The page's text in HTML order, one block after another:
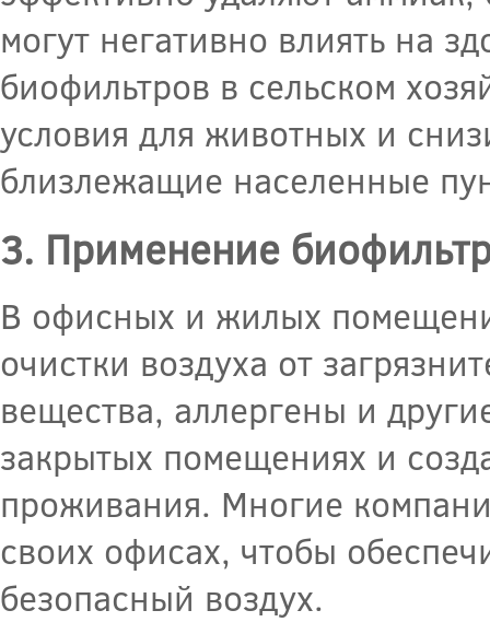
могут негативно влиять на
биофильтров в сельском
условия для животных и
близлежащие населенные
3. Применение
В офисных и жилых
очистки воздуха от
вещества, аллергены и
закрытых помещениях и
проживания. Многие
своих офисах, чтобы
безопасный воздух.